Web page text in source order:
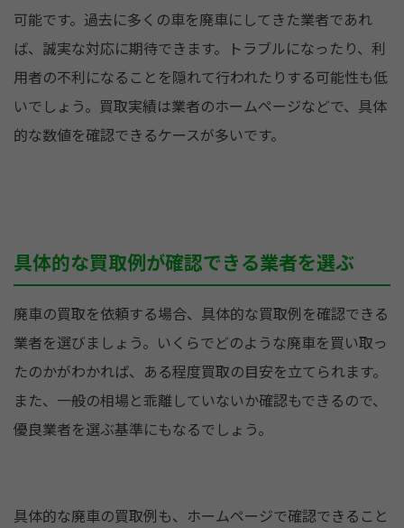
可能です。過去に多くの車を廃車にしてきた業者であれ
ば、誠実な対応に期待できます。トラブルになったり、利
用者の不利になることを隠れて行われたりする可能性も低
いでしょう。買取実績は業者のホームページなどで、具体
的な数値を確認できるケースが多いです。
具体的な買取例が確認できる業者を選ぶ
廃車の買取を依頼する場合、具体的な買取例を確認できる
業者を選びましょう。いくらでどのような廃車を買い取っ
たのかがわかれば、ある程度買取の目安を立てられます。
また、一般の相場と乖離していないか確認もできるので、
優良業者を選ぶ基準にもなるでしょう。
具体的な廃車の買取例も、ホームページで確認できること